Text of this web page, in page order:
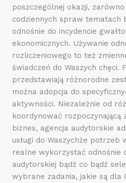
poszczególnej okazji,
codziennych spraw tematach
odnośnie do incydencie
ekonomicznych. Używanie
rozliczeniowego to też
świadczeń do Waszych chęci.
przedstawiają różnorodne
można adopcja do
aktywności. Niezależnie od
koordynować rozpoczynającą
biznes, agencja audytorskie
usługi do Waszychże potrzeb
realne wykorzystać odnośnie
audytorskiej bądź co bądź
wybrane zadania, jakie są dla